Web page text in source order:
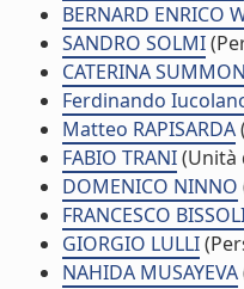
BERNARD ENRICO
SANDRO SOLMI
CATERINA
Ferdinando
Matteo RAPISARDA
FABIO TRANI(Unità
DOMENICO NINNO
FRANCESCO
GIORGIO LULLI
NAHIDA MUSAYEVA